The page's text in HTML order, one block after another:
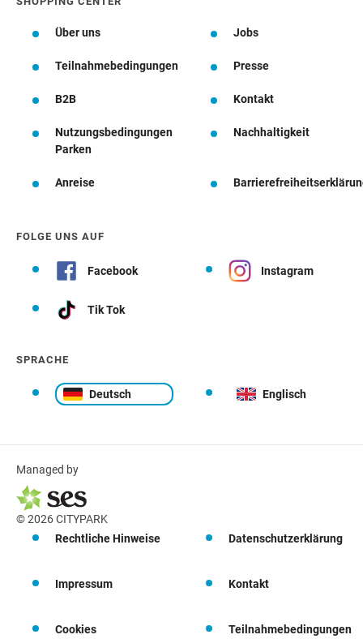
Über uns Jobs
Teilnahmebedingungen Presse
B2B Kontakt
Nutzungsbedingungen
Parken
Nachhaltigkeit
Anreise
FOLGE UNS AUF
Facebook Instagram
Tik Tok
SPRACHE
Deutsch Englisch
Managed by
© 2026 CITYPARK
Rechtliche Hinweise
Datenschutzerklärung
Impressum Kontakt
Cookies Teilnahmebedingungen